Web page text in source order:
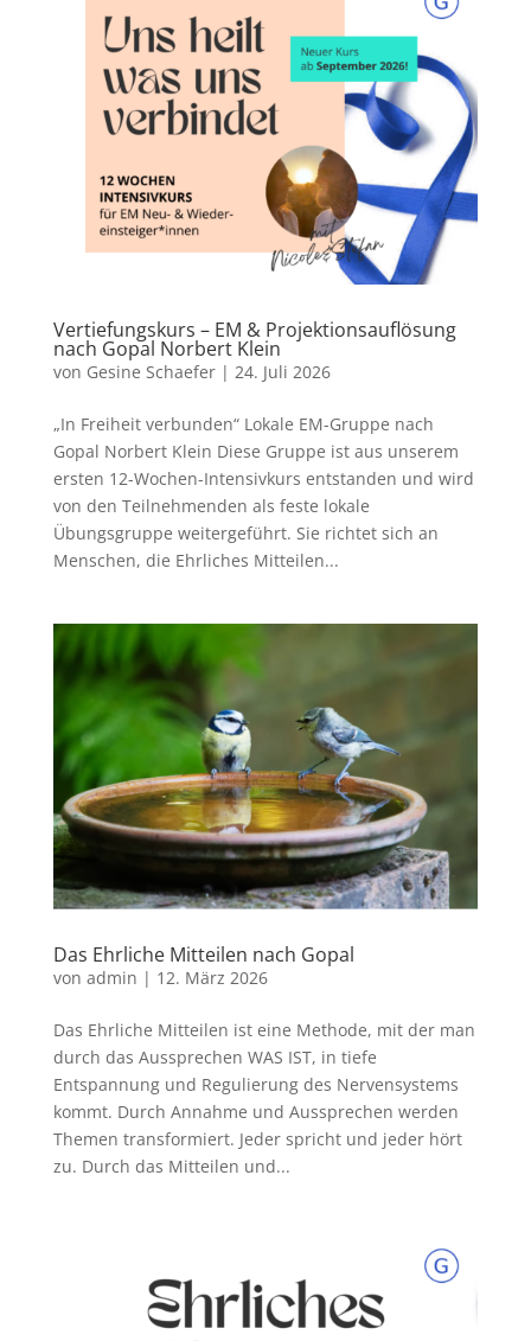
Vertiefungskurs – EM & Projektionsauflösung
nach Gopal Norbert Klein
von Gesine Schaefer| 24. Juli 2026
„In Freiheit verbunden“ Lokale EM-Gruppe nach
Gopal Norbert Klein Diese Gruppe ist aus unserem
ersten 12-Wochen-Intensivkurs entstanden und wird
von den Teilnehmenden als feste lokale
Übungsgruppe weitergeführt. Sie richtet sich an
Menschen, die Ehrliches Mitteilen...
Das Ehrliche Mitteilen nach Gopal
von admin | 12. März 2026
Das Ehrliche Mitteilen ist eine Methode, mit der man
durch das Aussprechen WAS IST, in tiefe
Entspannung und Regulierung des Nervensystems
kommt. Durch Annahme und Aussprechen werden
Themen transformiert. Jeder spricht und jeder hört
zu. Durch das Mitteilen und...